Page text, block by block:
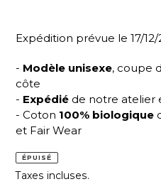
Expédition prévue le 17/12/
- Modèle unisexe, coupe
côte
- Expédié de notre atelier
- Coton 100% biologique
et Fair Wear
ÉPUISÉ
Taxes incluses.